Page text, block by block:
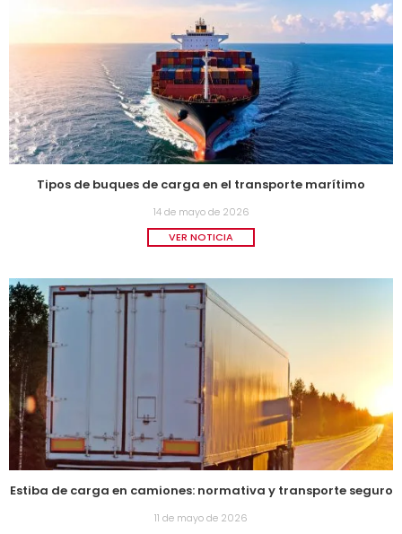
Tipos de buques de carga en el transporte marítimo
14 de mayo de 2026
VER NOTICIA
Estiba de carga en camiones: normativa y transporte seguro
11 de mayo de 2026